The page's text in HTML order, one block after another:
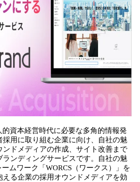
資本経営時代に必要な多角的情報発
採用に取り組む企業に向け、自社の魅
ンドメディアの作成、サイト改善まで
ランディングサービスです。自社の魅
ムワーク「WORCS（ワークス）」を
える企業の採用オウンドメディアを効